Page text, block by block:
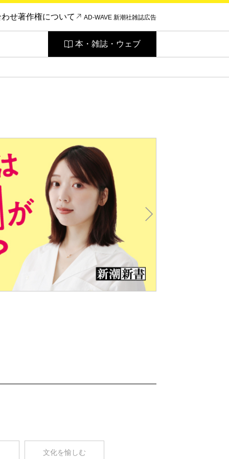
わせ著作権について AD-WAVE 新潮社雑誌広告
本・雑誌・ウェブ
文化を愉しむ